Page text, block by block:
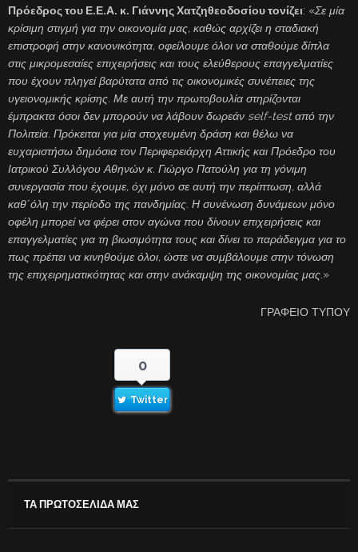
Πρόεδρος του Ε.Ε.Α. κ. Γιάννης Χατζηθεοδοσίου τονίζει: «Σε μία
κρίσιμη στιγμή για την οικονομία μας, καθώς αρχίζει η σταδιακή
επιστροφή στην κανονικότητα, οφείλουμε όλοι να σταθούμε δίπλα
στις μικρομεσαίες επιχειρήσεις και τους ελεύθερους επαγγελματίες
που έχουν πληγεί βαρύτατα από τις οικονομικές συνέπειες της
υγειονομικής κρίσης. Με αυτή την πρωτοβουλία στηρίζονται
έμπρακτα όσοι δεν μπορούν να λάβουν δωρεάν self-test από την
Πολιτεία. Πρόκειται για μία στοχευμένη δράση και θέλω να
ευχαριστήσω δημόσια τον Περιφερειάρχη Αττικής και Πρόεδρο του
Ιατρικού Συλλόγου Αθηνών κ. Γιώργο Πατούλη για τη γόνιμη
συνεργασία που έχουμε, όχι μόνο σε αυτή την περίπτωση, αλλά
καθ΄όλη την περίοδο της πανδημίας. Η συνένωση δυνάμεων μόνο
οφέλη μπορεί να φέρει στον αγώνα που δίνουν επιχειρήσεις και
επαγγελματίες για τη βιωσιμότητα τους και δίνει το παράδειγμα για το
πως πρέπει να κινηθούμε όλοι, ώστε να συμβάλουμε στην τόνωση
της επιχειρηματικότητας και στην ανάκαμψη της οικονομίας μας .»
ΓΡΑΦΕΙΟ ΤΥΠΟΥ
0
Twitter
ΤΑ ΠΡΩΤΟΣΕΛΙΔΑ ΜΑΣ